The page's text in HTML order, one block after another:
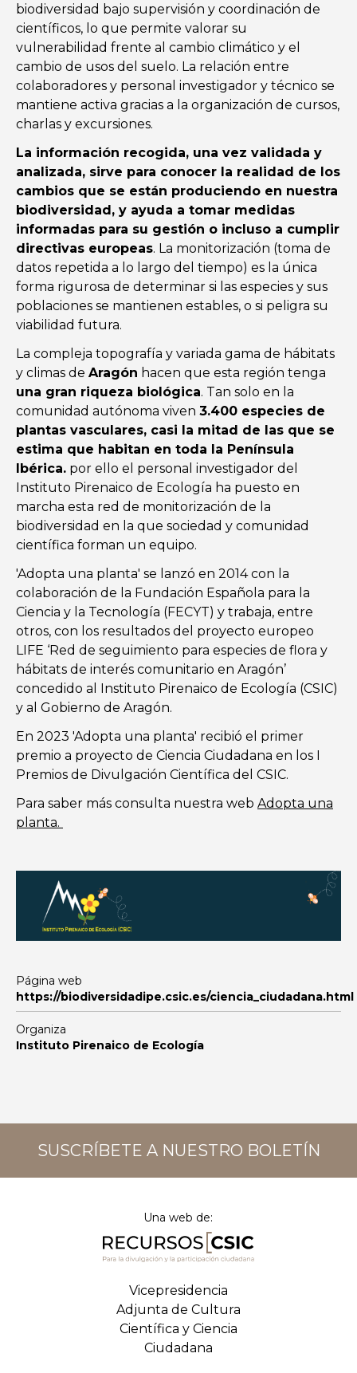
biodiversidad bajo supervisión y coordinación de
científicos, lo que permite valorar su
vulnerabilidad frente al cambio climático y el
cambio de usos del suelo. La relación entre
colaboradores y personal investigador y técnico se
mantiene activa gracias a la organización de cursos,
charlas y excursiones.
La información recogida, una vez validada y
analizada, sirve para conocer la realidad de los
cambios que se están produciendo en nuestra
biodiversidad, y ayuda a tomar medidas
informadas para su gestión o incluso a cumplir
directivas europeas. La monitorización (toma de
datos repetida a lo largo del tiempo) es la única
forma rigurosa de determinar si las especies y sus
poblaciones se mantienen estables, o si peligra su
viabilidad futura.
La compleja topografía y variada gama de hábitats
y climas de Aragón hacen que esta región tenga
una gran riqueza biológica. Tan solo en la
comunidad autónoma viven 3.400 especies de
plantas vasculares, casi la mitad de las que se
estima que habitan en toda la Península
Ibérica. por ello el personal investigador del
Instituto Pirenaico de Ecología ha puesto en
marcha esta red de monitorización de la
biodiversidad en la que sociedad y comunidad
científica forman un equipo.
'Adopta una planta' se lanzó en 2014 con la
colaboración de la Fundación Española para la
Ciencia y la Tecnología (FECYT) y trabaja, entre
otros, con los resultados del proyecto europeo
LIFE ‘Red de seguimiento para especies de flora y
hábitats de interés comunitario en Aragón’
concedido al Instituto Pirenaico de Ecología (CSIC)
y al Gobierno de Aragón.
En 2023 'Adopta una planta' recibió el primer
premio a proyecto de Ciencia Ciudadana en los I
Premios de Divulgación Científica del CSIC.
Para saber más consulta nuestra web Adopta una
planta.
Página web
https://biodiversidadipe.csic.es/ciencia_ciudadana.html
Organiza
Instituto Pirenaico de Ecología
SUSCRÍBETE A NUESTRO BOLETÍN
Una web de:
Vicepresidencia
Adjunta de Cultura
Científica y Ciencia
Ciudadana